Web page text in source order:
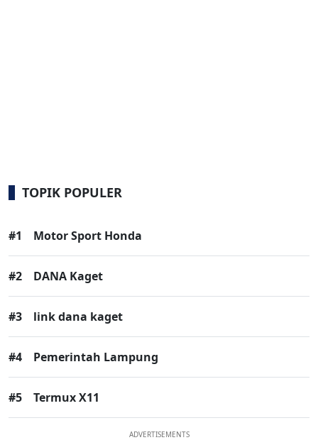
TOPIK POPULER
#1 Motor Sport Honda
#2 DANA Kaget
#3 link dana kaget
#4 Pemerintah Lampung
#5 Termux X11
ADVERTISEMENTS